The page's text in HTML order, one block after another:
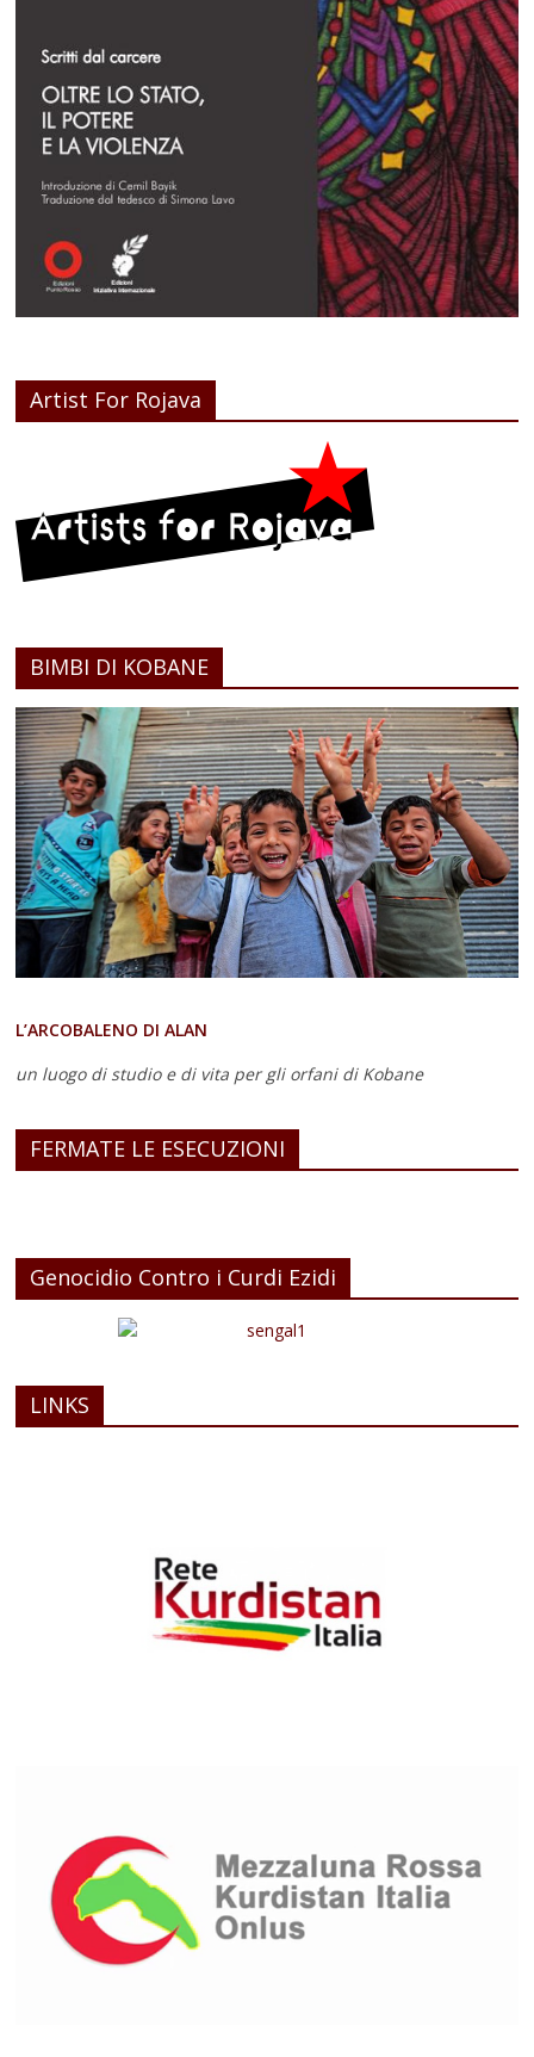
Artist For Rojava
BIMBI DI KOBANE
L’ARCOBALENO DI ALAN
un luogo di studio e di vita per gli orfani di Kobane
FERMATE LE ESECUZIONI
Genocidio Contro i Curdi Ezidi
LINKS